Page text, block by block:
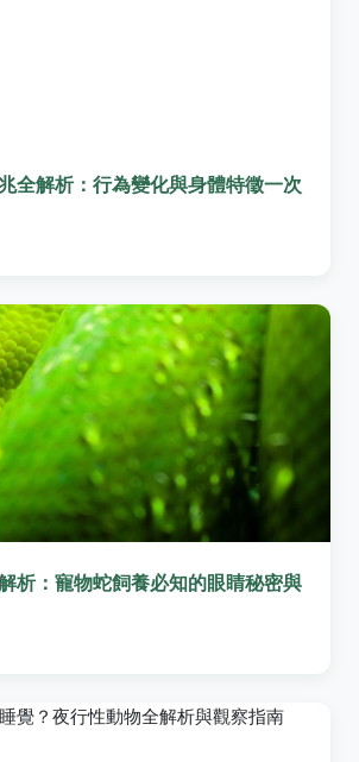
全解析：行為變化與身體特徵一次
析：寵物蛇飼養必知的眼睛秘密與